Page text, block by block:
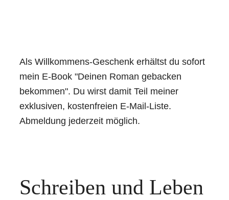
Als Willkommens-Geschenk erhältst du sofort
mein E-Book "Deinen Roman gebacken
bekommen". Du wirst damit Teil meiner
exklusiven, kostenfreien E-Mail-Liste.
Abmeldung jederzeit möglich.
Schreiben und Leben